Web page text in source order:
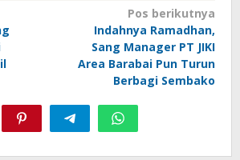
Pos berikutnya
Indahnya Ramadhan,
Sang Manager PT JIKI
Area Barabai Pun Turun
Berbagi Sembako